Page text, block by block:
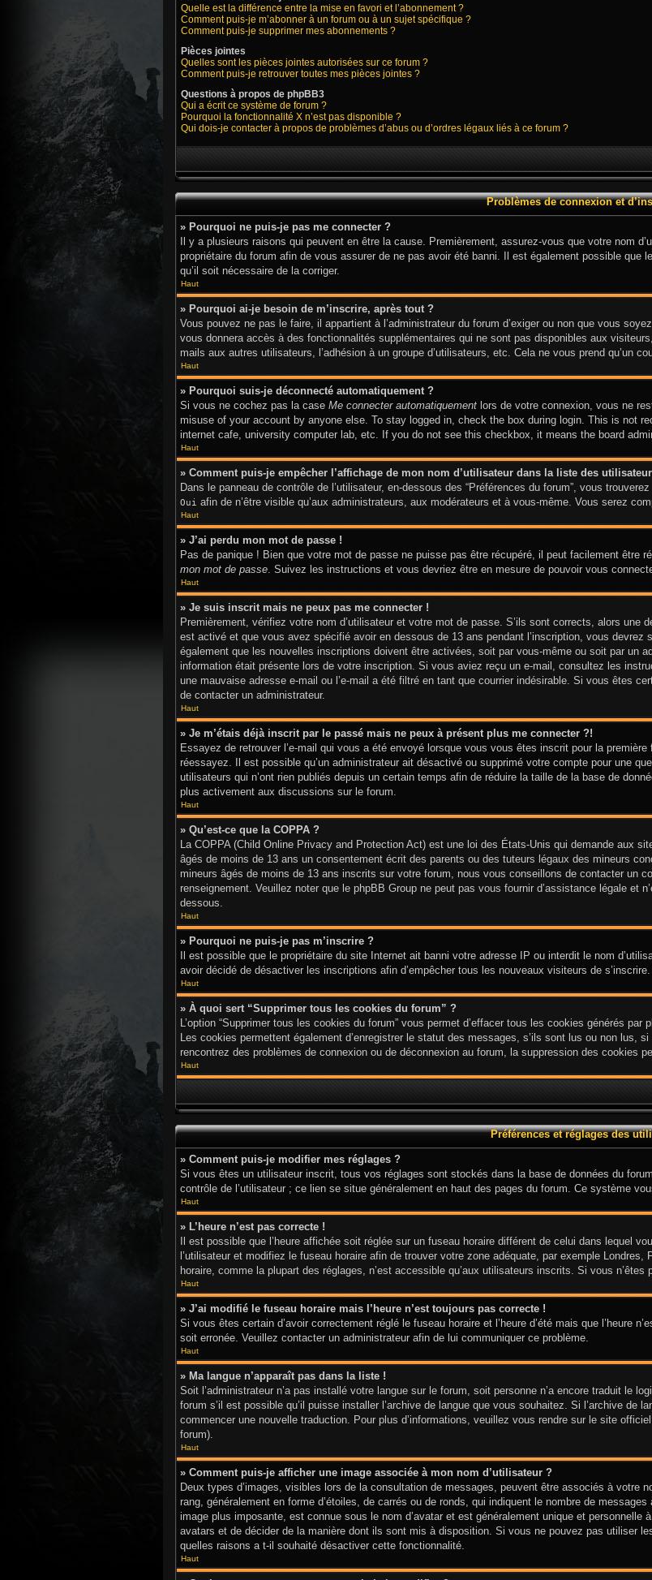
Quelle est la différence entre la mise en favori et l’abonnement ?
Comment puis-je m’abonner à un forum ou à un sujet spécifique ?
Comment puis-je supprimer mes abonnements ?
Pièces jointes
Quelles sont les pièces jointes autorisées sur ce forum ?
Comment puis-je retrouver toutes mes pièces jointes ?
Questions à propos de phpBB3
Qui a écrit ce système de forum ?
Pourquoi la fonctionnalité X n’est pas disponible ?
Qui dois-je contacter à propos de problèmes d’abus ou d’ordres légaux liés à ce forum ?
Problèmes de connexion et
» Pourquoi ne puis-je pas me connecter ?
Il y a plusieurs raisons qui peuvent en être la cause. Premièrement, assurez-vous que votre nom
propriétaire du forum afin de vous assurer de ne pas avoir été banni. Il est également possible que
qu’il soit nécessaire de la corriger.
Haut
» Pourquoi ai-je besoin de m’inscrire, après tout ?
Vous pouvez ne pas le faire, il appartient à l’administrateur du forum d’exiger ou non que vous
vous donnera accès à des fonctionnalités supplémentaires qui ne sont pas disponibles aux
mails aux autres utilisateurs, l’adhésion à un groupe d’utilisateurs, etc. Cela ne vous prend qu’un
Haut
» Pourquoi suis-je déconnecté automatiquement ?
Si vous ne cochez pas la case Me connecter automatiquement lors de votre connexion, vous ne
misuse of your account by anyone else. To stay logged in, check the box during login. This is not
internet cafe, university computer lab, etc. If you do not see this checkbox, it means the board
Haut
» Comment puis-je empêcher l’affichage de mon nom d’utilisateur dans la liste des
Dans le panneau de contrôle de l’utilisateur, en-dessous des “Préférences du forum”, vous trouverez
Oui afin de n’être visible qu’aux administrateurs, aux modérateurs et à vous-même. Vous serez
Haut
» J’ai perdu mon mot de passe !
Pas de panique ! Bien que votre mot de passe ne puisse pas être récupéré, il peut facilement être
mon mot de passe. Suivez les instructions et vous devriez être en mesure de pouvoir vous
Haut
» Je suis inscrit mais ne peux pas me connecter !
Premièrement, vérifiez votre nom d’utilisateur et votre mot de passe. S’ils sont corrects, alors une
est activé et que vous avez spécifié avoir en dessous de 13 ans pendant l’inscription, vous
également que les nouvelles inscriptions doivent être activées, soit par vous-même ou soit par un
information était présente lors de votre inscription. Si vous aviez reçu un e-mail, consultez les
une mauvaise adresse e-mail ou l’e-mail a été filtré en tant que courrier indésirable. Si vous êtes
de contacter un administrateur.
Haut
» Je m’étais déjà inscrit par le passé mais ne peux à présent plus me connecter ?!
Essayez de retrouver l’e-mail qui vous a été envoyé lorsque vous vous êtes inscrit pour la
réessayez. Il est possible qu’un administrateur ait désactivé ou supprimé votre compte pour une
utilisateurs qui n’ont rien publiés depuis un certain temps afin de réduire la taille de la base de
plus activement aux discussions sur le forum.
Haut
» Qu’est-ce que la COPPA ?
La COPPA (Child Online Privacy and Protection Act) est une loi des États-Unis qui demande aux
âgés de moins de 13 ans un consentement écrit des parents ou des tuteurs légaux des mineurs
mineurs âgés de moins de 13 ans inscrits sur votre forum, nous vous conseillons de contacter un
renseignement. Veuillez noter que le phpBB Group ne peut pas vous fournir d’assistance légale et
dessous.
Haut
» Pourquoi ne puis-je pas m’inscrire ?
Il est possible que le propriétaire du site Internet ait banni votre adresse IP ou interdit le nom
avoir décidé de désactiver les inscriptions afin d’empêcher tous les nouveaux visiteurs de
Haut
» À quoi sert “Supprimer tous les cookies du forum” ?
L’option “Supprimer tous les cookies du forum” vous permet d’effacer tous les cookies générés
Les cookies permettent également d’enregistrer le statut des messages, s’ils sont lus ou non lus,
rencontrez des problèmes de connexion ou de déconnexion au forum, la suppression des cookies
Haut
Préférences et réglages des
» Comment puis-je modifier mes réglages ?
Si vous êtes un utilisateur inscrit, tous vos réglages sont stockés dans la base de données du
contrôle de l’utilisateur ; ce lien se situe généralement en haut des pages du forum. Ce système
Haut
» L’heure n’est pas correcte !
Il est possible que l’heure affichée soit réglée sur un fuseau horaire différent de celui dans lequel
l’utilisateur et modifiez le fuseau horaire afin de trouver votre zone adéquate, par exemple
horaire, comme la plupart des réglages, n’est accessible qu’aux utilisateurs inscrits. Si vous n’êtes
Haut
» J’ai modifié le fuseau horaire mais l’heure n’est toujours pas correcte !
Si vous êtes certain d’avoir correctement réglé le fuseau horaire et l’heure d’été mais que l’heure
soit erronée. Veuillez contacter un administrateur afin de lui communiquer ce problème.
Haut
» Ma langue n’apparaît pas dans la liste !
Soit l’administrateur n’a pas installé votre langue sur le forum, soit personne n’a encore traduit le
forum s’il est possible qu’il puisse installer l’archive de langue que vous souhaitez. Si l’archive de
commencer une nouvelle traduction. Pour plus d’informations, veuillez vous rendre sur le site
forum).
Haut
» Comment puis-je afficher une image associée à mon nom d’utilisateur ?
Deux types d’images, visibles lors de la consultation de messages, peuvent être associés à votre
rang, généralement en forme d’étoiles, de carrés ou de ronds, qui indiquent le nombre de
image plus imposante, est connue sous le nom d’avatar et est généralement unique et personnelle
avatars et de décider de la manière dont ils sont mis à disposition. Si vous ne pouvez pas utiliser
quelles raisons a t-il souhaité désactiver cette fonctionnalité.
Haut